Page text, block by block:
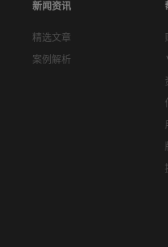
新闻资讯
精选文章
案例解析